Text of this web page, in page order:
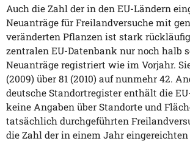
Auch die Zahl der in den EU-Ländern
Neuanträge für Freilandversuche mit
veränderten Pflanzen ist stark
zentralen EU-Datenbank nur noch halb
Neuanträge registriert wie im Vorjahr.
(2009) über 81 (2010) auf nunmehr 42.
deutsche Standortregister enthält die
keine Angaben über Standorte und
tatsächlich durchgeführten
die Zahl der in einem Jahr